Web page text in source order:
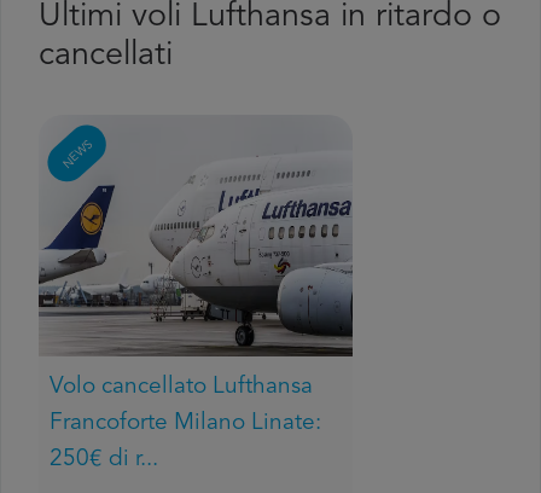
Ultimi voli Lufthansa in ritardo o
cancellati
NEWS
Volo cancellato Lufthansa
Francoforte Milano Linate:
250€ di r...